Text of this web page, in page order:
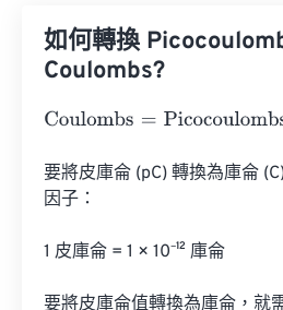
如何轉換
Coulombs?
Coulombs= Picocoulombs×1.0
要將皮庫侖 (pC) 轉換為庫侖
因子：
1 皮庫侖 = 1 × 10⁻¹² 庫侖
要將皮庫侖值轉換為庫侖，就